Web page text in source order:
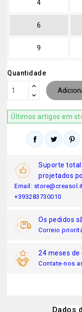
4
6
9
Quantidade
Últimos artigos em
Suporte
projetados
Email:
+393283730010
Os pedidos
Correio
24 meses
Contate-nos
Dados